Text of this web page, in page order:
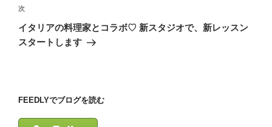
ゲ
ー
シ
次
の
投
次
イタリアの料理家とコラボ♡ 新スタジオで、新レッスン
スタートします
FEEDLYでブログを読む